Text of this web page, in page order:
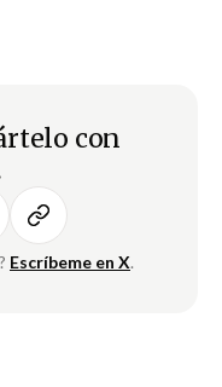
con
Escríbeme en X.